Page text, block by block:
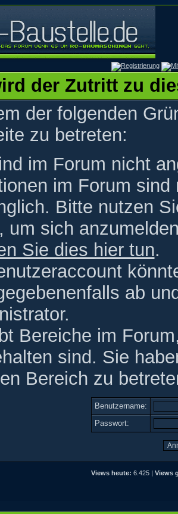
der Zutritt zu
der folgenden
zu betreten:
im Forum nicht
im Forum
Bitte nutzen
um sich
Sie dies hier tun.
ab
Bereiche im
sind. Sie
Bereich zu
Benutzername:
Passwort:
Views heute: 6.425 | Views